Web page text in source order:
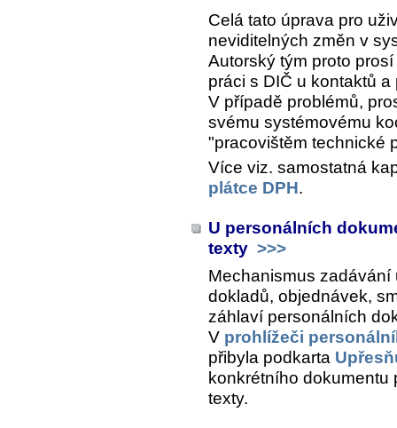
Celá tato úprava pro
neviditelných změn v
Autorský tým proto
práci s DIČ u kontaktů
V případě problémů,
svému systémovému
"pracovištěm technické
Více viz. samostatná
plátce DPH.
U personálních
texty >>>
Mechanismus
dokladů, objednávek,
záhlaví personálních
V prohlížeči
přibyla podkarta
konkrétního
texty.